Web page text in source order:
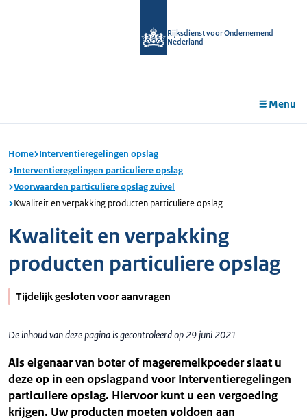
Rijksdienst voor Ondernemend
Nederland
Menu
Home Interventieregelingen opslag
Interventieregelingen particuliere opslag
Voorwaarden particuliere opslag zuivel
Kwaliteit en verpakking producten particuliere opslag
Kwaliteit en verpakking
producten particuliere opslag
Tijdelijk gesloten voor aanvragen
De inhoud van deze pagina is gecontroleerd op 29 juni 2021
Als eigenaar van boter of mageremelkpoeder slaat u
deze op in een opslagpand voor Interventieregelingen
particuliere opslag. Hiervoor kunt u een vergoeding
krijgen. Uw producten moeten voldoen aan